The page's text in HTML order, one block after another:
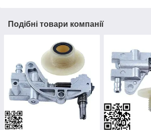
Подібні товари компанії